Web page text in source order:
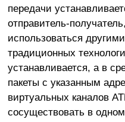
передачи
отправитель-
использоваться
традиционных
устанавливается, а в
пакеты с указанным
виртуальных каналов
сосуществовать в